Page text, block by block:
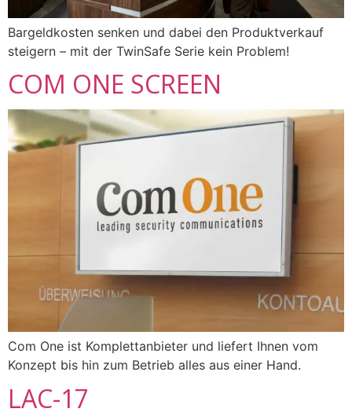
Bargeldkosten senken und dabei den Produktverkauf
steigern – mit der TwinSafe Serie kein Problem!
COM ONE SCREEN
Com One ist Komplettanbieter und liefert Ihnen vom
Konzept bis hin zum Betrieb alles aus einer Hand.
LAC-17